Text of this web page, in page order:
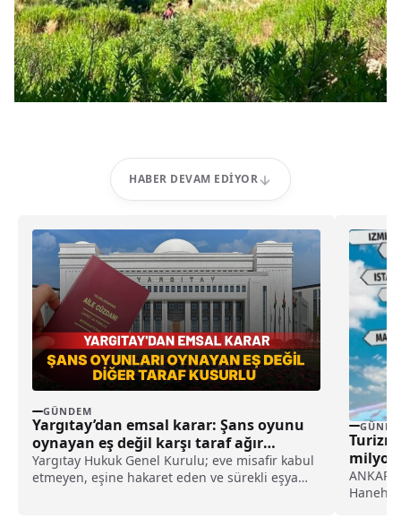
HABER DEVAM EDIYOR
GÜNDEM
Yargıtay’dan emsal karar: Şans oyunu
oynayan eş değil karşı taraf ağır
kusurlu sayıldı
Yargıtay Hukuk Genel Kurulu; eve misafir kabul
etmeyen, eşine hakaret eden ve sürekli eşya
milyon
lira